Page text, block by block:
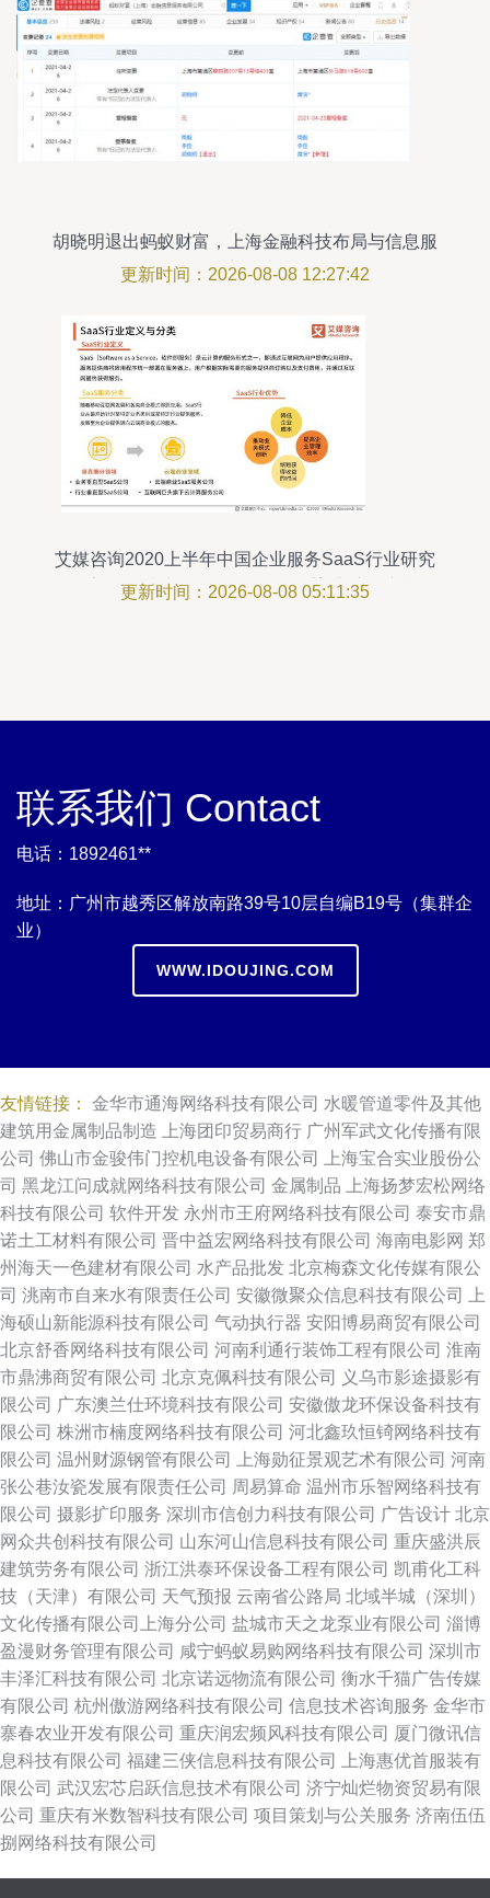
胡晓明退出蚂蚁财富，上海金融科技布局与信息服
务新思考
更新时间：2026-08-08 12:27:42
艾媒咨询2020上半年中国企业服务SaaS行业研究
报告 信息技术咨询服务的价值重塑与市场新机
更新时间：2026-08-08 05:11:35
联系我们 Contact
电话：1892461**
地址：广州市越秀区解放南路39号10层自编B19号（集群企
业）
WWW.IDOUJING.COM
友情链接： 金华市通海网络科技有限公司 水暖管道零件及其他
建筑用金属制品制造
上海团印贸易商行 广州军武文化传播有限
公司 佛山市金骏伟门控机电设备有限公司
上海宝合实业股份公
司 黑龙江问成就网络科技有限公司 金属制品
上海扬梦宏松网络
科技有限公司 软件开发 永州市王府网络科技有限公司 泰安市鼎
诺土工材料有限公司 晋中益宏网络科技有限公司 海南电影网 郑
州海天一色建材有限公司 水产品批发 北京梅森文化传媒有限公
司 洮南市自来水有限责任公司 安徽微聚众信息科技有限公司
上
海硕山新能源科技有限公司 气动执行器 安阳博易商贸有限公司
北京舒香网络科技有限公司 河南利通行装饰工程有限公司 淮南
市鼎沸商贸有限公司 北京克佩科技有限公司
义乌市影途摄影有
限公司 广东澳兰仕环境科技有限公司 安徽傲龙环保设备科技有
限公司 株洲市楠度网络科技有限公司 河北鑫玖恒锜网络科技有
限公司 温州财源钢管有限公司 上海勋征景观艺术有限公司 河南
张公巷汝瓷发展有限责任公司 周易算命 温州市乐智网络科技有
限公司 摄影扩印服务 深圳市信创力科技有限公司 广告设计 北京
网众共创科技有限公司 山东河山信息科技有限公司 重庆盛洪辰
建筑劳务有限公司 浙江洪泰环保设备工程有限公司 凯甫化工科
技（天津）有限公司 天气预报 云南省公路局 北域半城（深圳）
文化传播有限公司上海分公司 盐城市天之龙泵业有限公司 淄博
盈漫财务管理有限公司 咸宁蚂蚁易购网络科技有限公司 深圳市
丰泽汇科技有限公司 北京诺远物流有限公司 衡水千猫广告传媒
有限公司 杭州傲游网络科技有限公司 信息技术咨询服务 金华市
寨春农业开发有限公司 重庆润宏频风科技有限公司 厦门微讯信
息科技有限公司 福建三侠信息科技有限公司
上海惠优首服装有
限公司 武汉宏芯启跃信息技术有限公司 济宁灿烂物资贸易有限
公司 重庆有米数智科技有限公司 项目策划与公关服务 济南伍伍
捌网络科技有限公司